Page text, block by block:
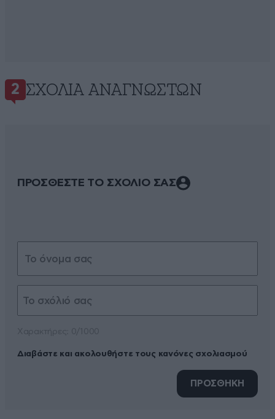
2 ΣΧΌΛΙΑ ΑΝΑΓΝΩΣΤΏΝ
ΠΡΟΣΘΕΣΤΕ ΤΟ ΣΧΟΛΙΟ ΣΑΣ
Διαβάστε και ακολουθήστε τους κανόνες σχολιασμού
ΠΡΟΣΘΗΚΗ